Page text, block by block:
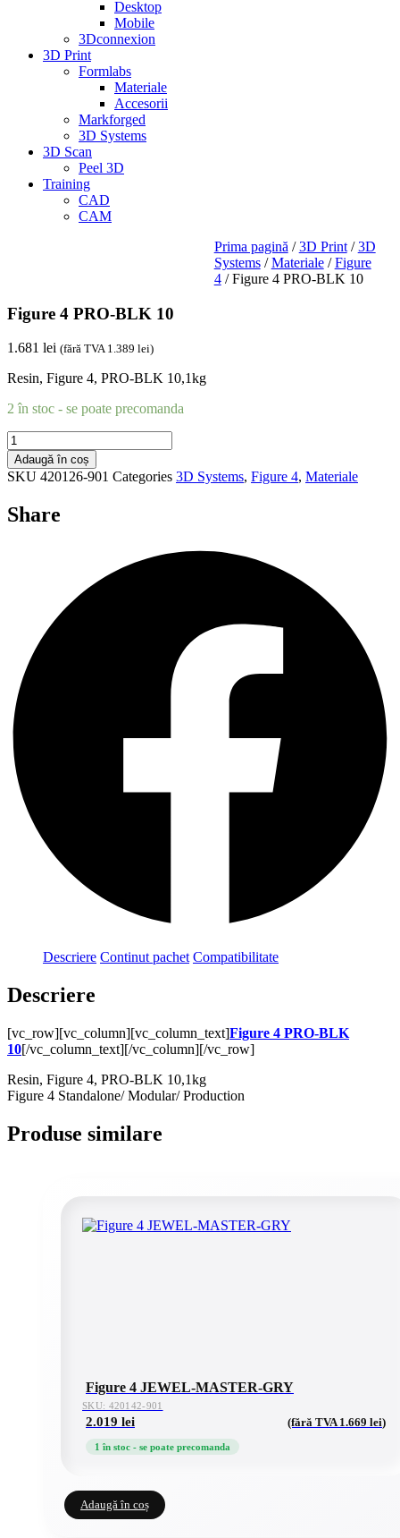
Desktop
Mobile
3Dconnexion
3D Print
Formlabs
Materiale
Accesorii
Markforged
3D Systems
3D Scan
Peel 3D
Training
CAD
CAM
Prima pagină /3D Print/3D
Systems/Materiale/Figure
4/ Figure 4 PRO-BLK 10
Figure 4 PRO-BLK 10
1.681 lei (fără TVA1.389 lei)
Resin, Figure 4, PRO-BLK 10,1kg
2 în stoc - se poate precomanda
Cantitate
Figure
4
PRO-
10
Adaugă în coș
SKU 420126-901 Categories 3D Systems, Figure 4, Materiale
Share
Descriere Continut pachet Compatibilitate
Descriere
[vc_row][vc_column][vc_column_text]Figure 4 PRO-BLK
10[/vc_column_text][/vc_column][/vc_row]
Resin, Figure 4, PRO-BLK 10,1kg
Figure 4 Standalone/ Modular/ Production
Produse similare
Figure 4 JEWEL-MASTER-GRY
SKU: 420142-901
2.019 lei (fără TVA 1.669 lei)
1 în stoc - se poate precomanda
Adaugă în coș